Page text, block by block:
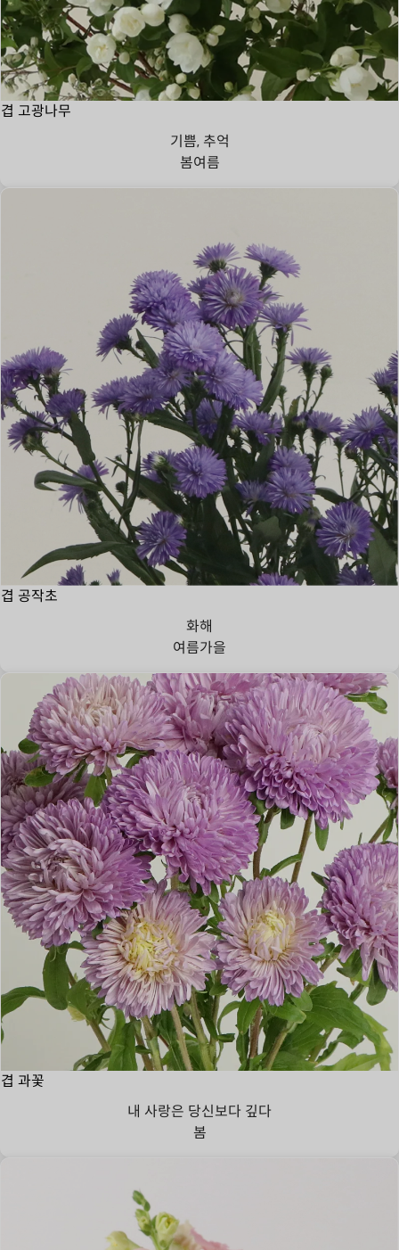
겹 고광나무
기쁨, 추억
봄여름
겹 공작초
화해
여름가을
겹 과꽃
내 사랑은 당신보다 깊다
봄